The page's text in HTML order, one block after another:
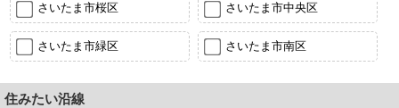
さいたま市桜区 さいたま市中央区
さいたま市緑区 さいたま市南区
住みたい沿線